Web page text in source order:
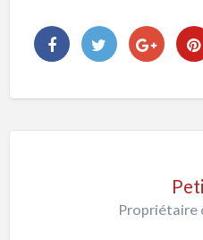
Propriétaire